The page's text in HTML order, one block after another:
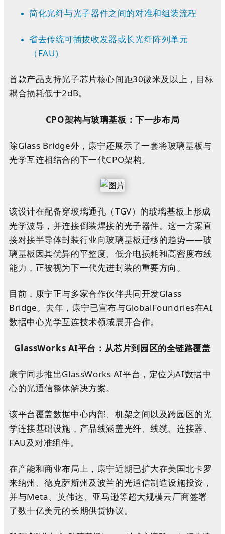
简化光纤与光子器件之间的对准和组装流程
省去传统可插拔收发器或长光纤阵列单元
（FAU）
首款产品支持光子芯片核心间距30微米及以上，目标
耦合损耗低于2dB。
CPO架构与玻璃基板：下一步布局
除Glass Bridge外，康宁还展示了一套将玻璃基板与
光学互连相结合的下一代CPO架构。
该设计在配备穿玻璃通孔（TGV）的玻璃基板上形成
光学波导，并连接倒装焊接的光子器件。这一方案直
接对接半导体封装行业向玻璃基板迁移的趋势——玻
璃基板因其优异的平整度、低介电损耗和高密度布线
能力，正被视为下一代先进封装的重要方向。
目前，康宁正与多家合作伙伴共同开发Glass
Bridge。去年，康宁已宣布与GlobalFoundries在AI
数据中心光学互连技术领域展开合作。
GlassWorks AI平台：从芯片到园区的全链路覆盖
康宁同步推出GlassWorks AI平台，定位为AI数据中
心的光通信整体解决方案。
该平台覆盖数据中心内部、机架之间以及跨园区的光
学连接基础设施，产品线涵盖光纤、线缆、连接器、
FAU及对准组件。
在产能和商业布局上，康宁近期已扩大在美国北卡罗
来纳州、德克萨斯州及波兰的光通信制造设施投资，
并与Meta、英伟达、亚马逊等超大规模云厂商签署
了数十亿美元的长期供货协议。